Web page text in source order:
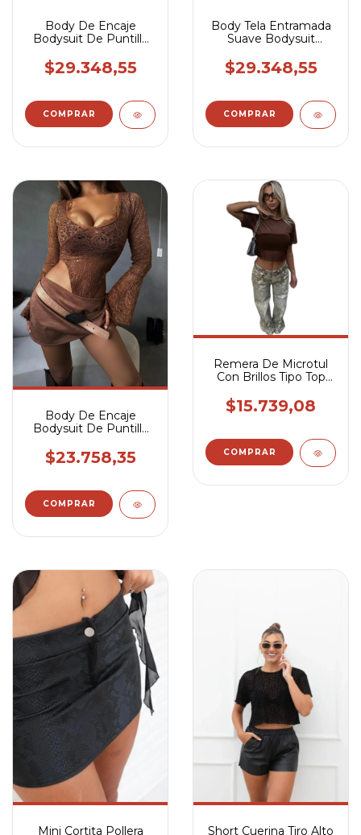
Body De Encaje
Bodysuit De Puntilla
Ganchito
$29.348,55
Body Tela Entramada
Suave Bodysuit
Polerita
$29.348,55
COMPRAR
Body De Encaje
Bodysuit De Puntilla
Chocolate
$23.758,35
Remera De Microtul
Con Brillos Tipo Top
$15.739,08
COMPRAR
Mini Cortita Pollera Short Cuerina Tiro Alto